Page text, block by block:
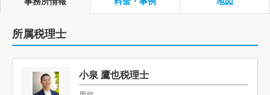
所属税理士
小泉 鷹也税理士